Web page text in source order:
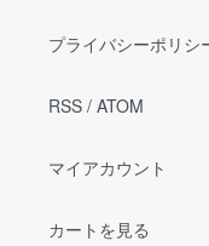
プライバシーポリシ
RSS / ATOM
マイアカウント
カートを見る